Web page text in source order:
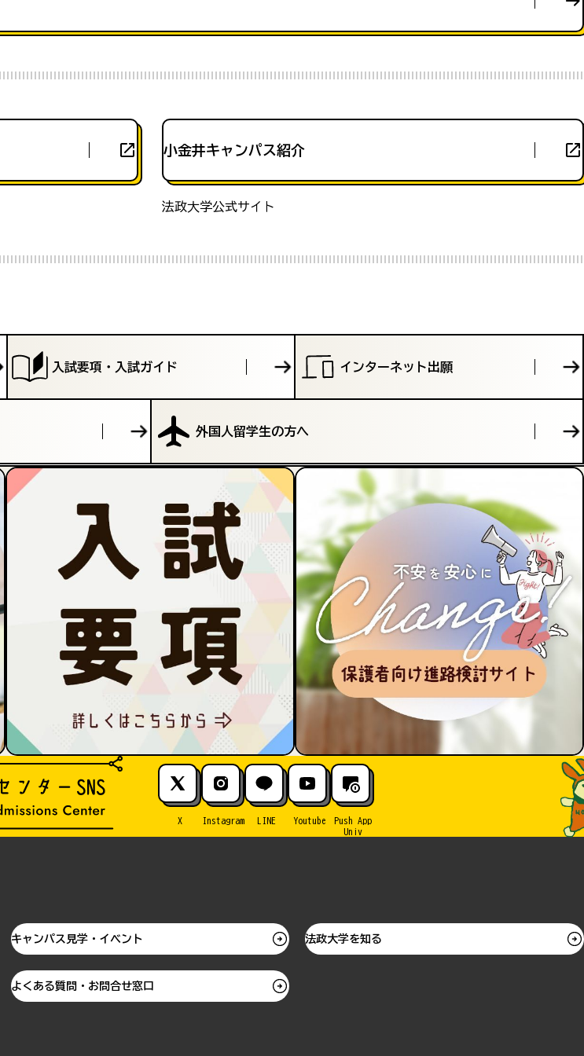
小金井キャンパス紹介
法政大学公式サイト
入試要項・入試ガイド インターネット出願
外国人留学生の方へ
X Instagram LINE Youtube
Push App
Univ
キャンパス見学・イベント 法政大学を知る
よくある質問・お問合せ窓口